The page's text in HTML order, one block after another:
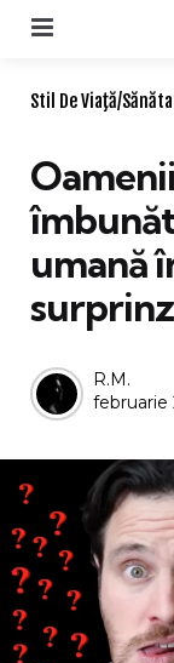
Categories
Stil De Viaţă/
umană
Posted
by
R.M.
februarie